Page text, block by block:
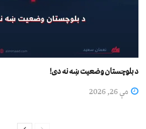
د بلوچستان وضعیت ښه نه دی!
مې 26, 2026